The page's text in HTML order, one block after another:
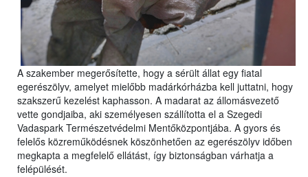
A szakember megerősítette, hogy a sérült állat egy fiatal
egerészölyv, amelyet mielőbb madárkórházba kell juttatni, hogy
szakszerű kezelést kaphasson. A madarat az állomásvezető
vette gondjaiba, aki személyesen szállította el a Szegedi
Vadaspark Természetvédelmi Mentőközpontjába. A gyors és
felelős közreműködésnek köszönhetően az egerészölyv időben
megkapta a megfelelő ellátást, így biztonságban várhatja a
felépülését.